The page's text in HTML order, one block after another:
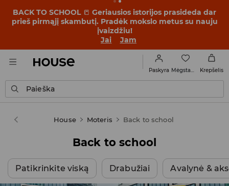
OMG, kaip pigu! Pasiruošk nustebti – peržiūrėk naujas
kainas akcijoje FINALINIS IŠPARDAVIMAS ➡️
Jai
Jam
Paskyra Krepšelis
Paieška
House Moteris Back to school
Back to school
Patikrinkite viską Drabužiai Avalynė &